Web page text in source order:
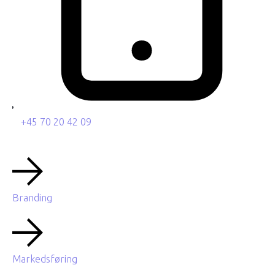
+45 70 20 42 09
Branding
Markedsføring